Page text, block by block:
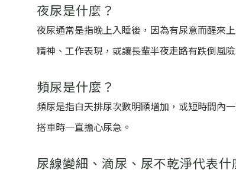
夜尿是什麼？
夜尿通常是指晚上入睡後，因為有尿意而醒來
精神、工作表現，或讓長輩半夜走路有跌倒風
頻尿是什麼？
頻尿是指白天排尿次數明顯增加，或短時間內
搭車時一直擔心尿急。
尿線變細、滴尿、尿不乾淨代表什